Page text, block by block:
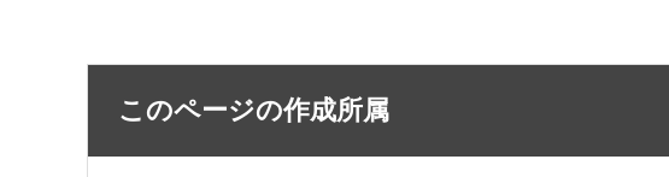
このページの作成所属